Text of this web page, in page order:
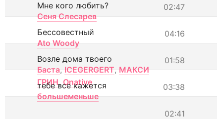
02:47
Мне кого любить?
Сеня Слесарев
04:16
Бессовестный
Ato Woody
01:58
Возле дома твоего
Баста, ICEGERGERT, МАКСИ
ГРИН, Onative 03:38
тебе все кажется
большеменьше
02:41